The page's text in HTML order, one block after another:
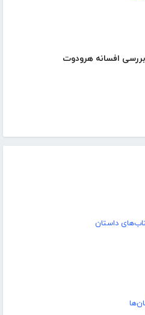
افسانه هرودوت
داستان